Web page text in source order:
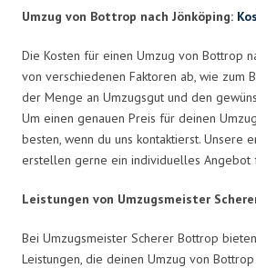
Umzug von Bottrop nach Jönköping:
Die Kosten für einen Umzug von Bottrop
von verschiedenen Faktoren ab, wie zum
der Menge an Umzugsgut und den
Um einen genauen Preis für deinen
besten, wenn du uns kontaktierst. Unsere
erstellen gerne ein individuelles Angebot
Leistungen von Umzugsmeister
Bei Umzugsmeister Scherer Bottrop
Leistungen, die deinen Umzug von Bottrop